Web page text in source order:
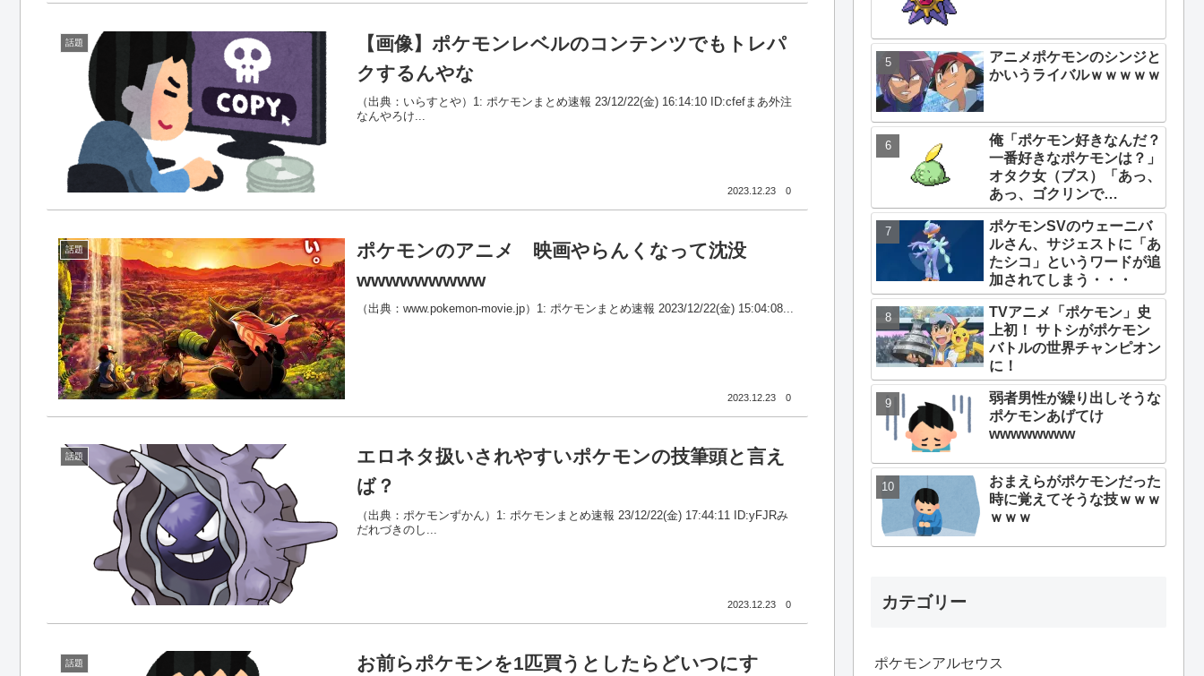
話題
【画像】ポケモンレベルのコンテンツでもトレパ
クするんやな
（出典：いらすとや）1: ポケモンまとめ速報 23/12/22(金) 16:14:10 ID:cfefまあ外注
なんやろけ...
2023.12.23 0
話題
ポケモンのアニメ 映画やらんくなって沈没
wwwwwwwww
（出典：www.pokemon-movie.jp）1: ポケモンまとめ速報 2023/12/22(金) 15:04:08...
2023.12.23 0
話題
エロネタ扱いされやすいポケモンの技筆頭と言え
ば？
（出典：ポケモンずかん）1: ポケモンまとめ速報 23/12/22(金) 17:44:11 ID:yFJRみ
だれづきのし...
2023.12.23 0
話題 お前らポケモンを1匹買うとしたらどいつにす
アニメポケモンのシンジと
かいうライバルｗｗｗｗｗ
俺「ポケモン好きなんだ？
一番好きなポケモンは？」
オタク女（ブス）「あっ、
あっ、ゴクリンで
す………」
ポケモンSVのウェーニバ
ルさん、サジェストに「あ
たシコ」というワードが追
加されてしまう・・・
TVアニメ「ポケモン」史
上初！ サトシがポケモン
バトルの世界チャンピオン
に！
弱者男性が繰り出しそうな
ポケモンあげてけ
wwwwwwww
おまえらがポケモンだった
時に覚えてそうな技ｗｗｗ
ｗｗｗ
カテゴリー
ポケモンアルセウス